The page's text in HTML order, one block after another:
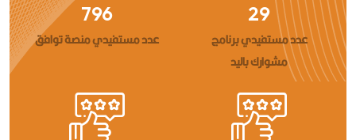
36
عدد مستفيدي برنامج
مشوارك باليد
995
عدد مستفيدي منصة توافق